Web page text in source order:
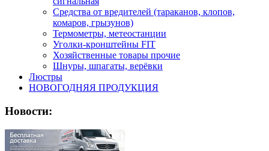
Средства от вредителей (тараканов, клопов,
комаров, грызунов)
Термометры, метеостанции
Уголки-кронштейны FIT
Хозяйственные товары прочие
Шнуры, шпагаты, верёвки
Люстры
НОВОГОДНЯЯ ПРОДУКЦИЯ
Новости: